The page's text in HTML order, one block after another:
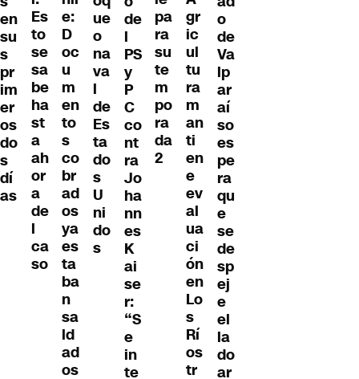
en
su
s
pr
im
er
os
do
s
dí
as
Es
to
se
sa
be
ha
st
a
ah
or
a
de
l
ca
so
e:
D
oc
u
m
en
to
s
co
br
ad
os
ya
es
ta
ba
n
sa
ld
ad
os
ue
o
na
va
l
de
Es
ta
do
s
U
ni
do
s
de
l
PS
y
P
C
co
nt
ra
Jo
ha
nn
es
K
ai
se
r:
“S
e
in
te
pa
ra
su
te
m
po
ra
da
2
gr
ic
ul
tu
ra
m
an
ti
en
e
ev
al
ua
ci
ón
en
Lo
s
Rí
os
tr
o
de
Va
lp
ar
aí
so
es
pe
ra
qu
e
se
de
sp
ej
e
el
la
do
ar